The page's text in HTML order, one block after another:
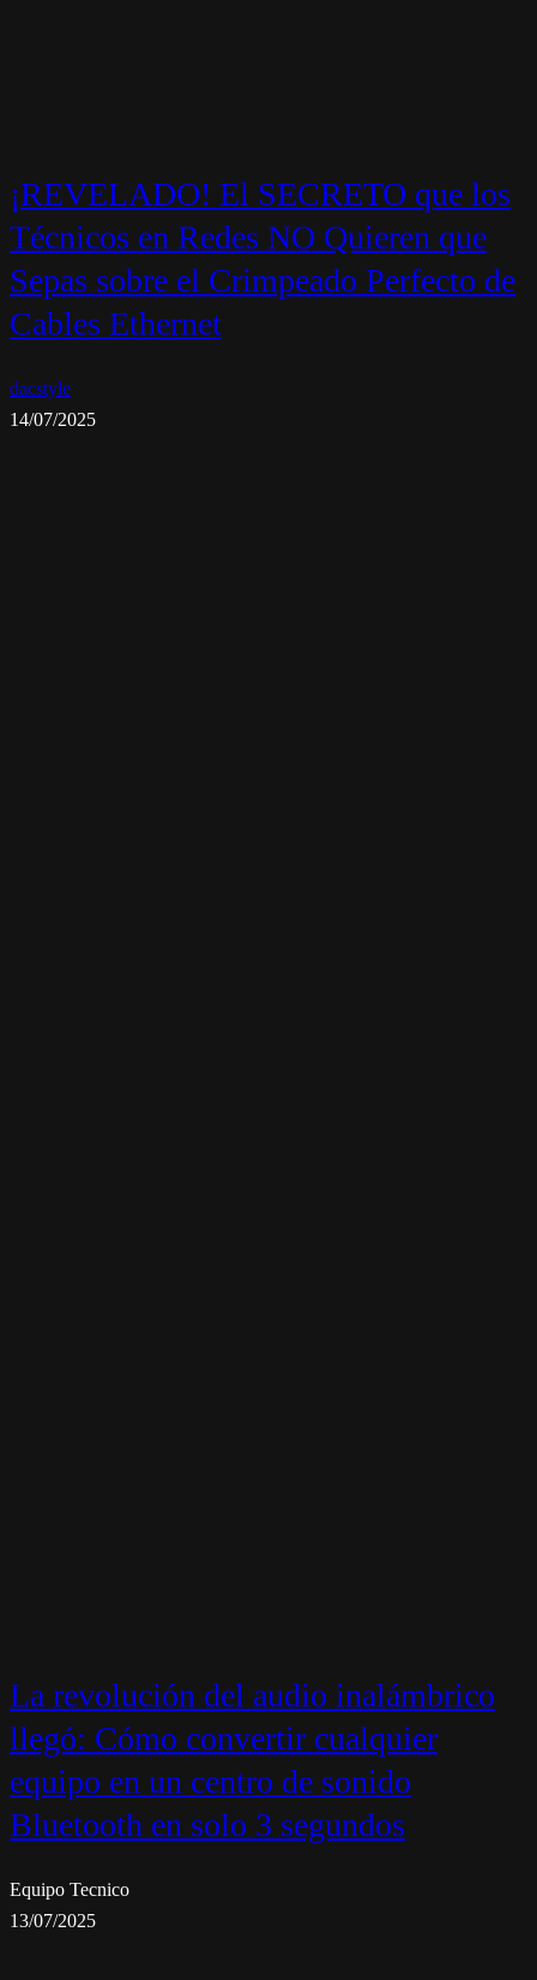
¡REVELADO! El SECRETO que los
Técnicos en Redes NO Quieren que
Sepas sobre el Crimpeado Perfecto de
Cables Ethernet
dacstyle
14/07/2025
La revolución del audio inalámbrico
llegó: Cómo convertir cualquier
equipo en un centro de sonido
Bluetooth en solo 3 segundos
Equipo Tecnico
13/07/2025